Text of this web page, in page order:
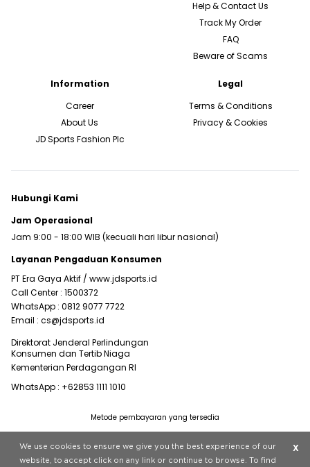
Help & Contact Us
Track My Order
FAQ
Beware of Scams
Information
Career
About Us
JD Sports Fashion Plc
Legal
Terms & Conditions
Privacy & Cookies
Hubungi Kami
Jam Operasional
Jam 9:00 - 18:00 WIB (kecuali hari libur nasional)
Layanan Pengaduan Konsumen
PT Era Gaya Aktif / www.jdsports.id
Call Center : 1500372
WhatsApp : 0812 9077 7722
Email : cs@jdsports.id
Direktorat Jenderal Perlindungan
Konsumen dan Tertib Niaga
Kementerian Perdagangan RI
WhatsApp : +62853 1111 1010
Copyright © 2022 JD Sports All rights reserved.
Metode pembayaran yang tersedia
We use cookies to ensure we give you the best experience of our
website, to accept click on any link or continue to browse. To find
X